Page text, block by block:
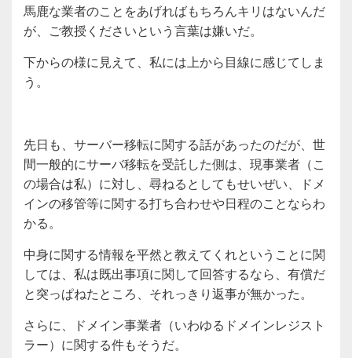
馬鹿な業者のことをあげればもちろんキリはないんだ
が、ご教授くださいという言葉は嫌いだ。
下からの様に見えて、私には上から目線に感じてしま
う。
先日も、サーバー移転に関する話があったのだが、世
間一般的にサーバ移転を受託した側は、現事業者（こ
の場合は私）に対し、尋ねるとしてもせいぜい、ドメ
インの移管等に関する打ち合わせや日程のことならわ
かる。
中身に関する情報を平然と教えてくれということに関
しては、私は既出事項に関して回答するなら、有償だ
と突っぱねたところ、それっきり返事が無かった。
さらに、ドメイン事業者（いわゆるドメインレジスト
ラー）に関する件もそうだ。